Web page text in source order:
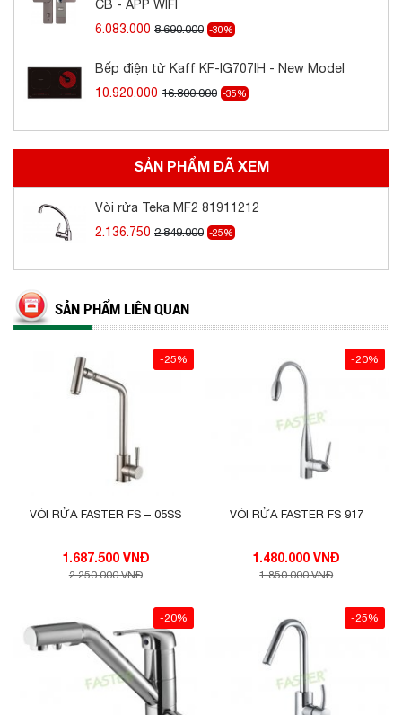
CB - APP WIFI
6.083.000 8.690.000 -30%
Bếp điện từ Kaff KF-IG707IH - New Model
10.920.000 16.800.000 -35%
SẢN PHẨM ĐÃ XEM
Vòi rửa Teka MF2 81911212
2.136.750 2.849.000 -25%
SẢN PHẨM LIÊN QUAN
-25%
VÒI RỬA FASTER FS – 05SS
1.687.500 VNĐ
2.250.000 VNĐ
-20%
VÒI RỬA FASTER FS 917
1.480.000 VNĐ
1.850.000 VNĐ
-20% -25%